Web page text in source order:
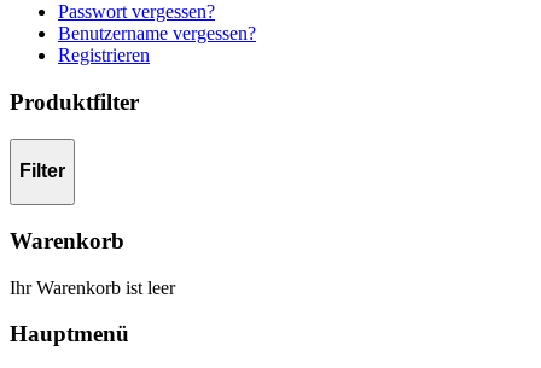
Passwort vergessen?
Benutzername vergessen?
Registrieren
Produktfilter
Filter
Warenkorb
Ihr Warenkorb ist leer
Hauptmenü